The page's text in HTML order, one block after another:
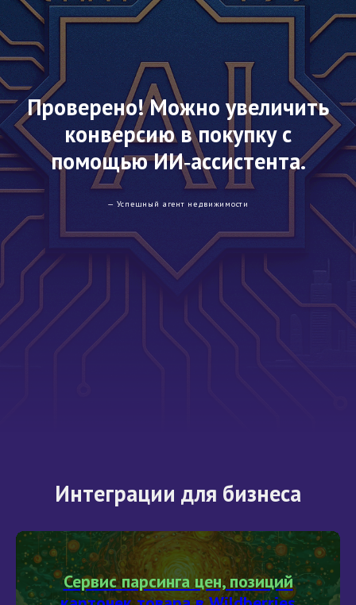
Проверено! Можно увеличить
конверсию в покупку с
помощью ИИ‑ассистента.
— Успешный агент недвижимости
Интеграции для бизнеса
Сервис парсинга цен, позиций